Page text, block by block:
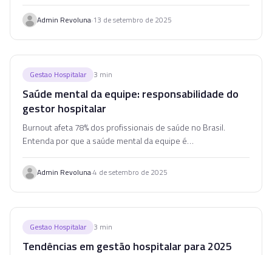
Admin Revoluna·13 de setembro de 2025
Gestao Hospitalar 3 min
Saúde mental da equipe: responsabilidade do
gestor hospitalar
Burnout afeta 78% dos profissionais de saúde no Brasil.
Entenda por que a saúde mental da equipe é
Admin Revoluna·4 de setembro de 2025
Gestao Hospitalar 3 min
Tendências em gestão hospitalar para 2025